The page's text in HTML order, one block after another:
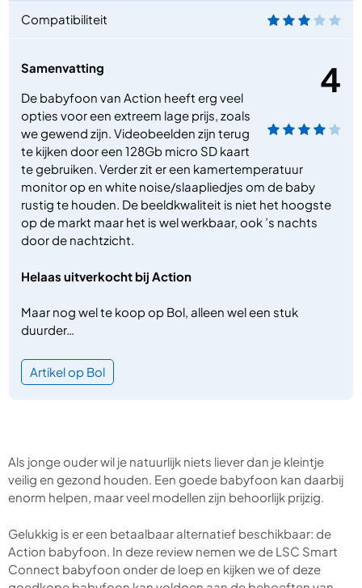
Compatibiliteit
4
Samenvatting
De babyfoon van Action heeft erg veel
opties voor een extreem lage prijs, zoals
we gewend zijn. Videobeelden zijn terug
te kijken door een 128Gb micro SD kaart
te gebruiken. Verder zit er een kamertemperatuur
monitor op en white noise/slaapliedjes om de baby
rustig te houden. De beeldkwaliteit is niet het hoogste
op de markt maar het is wel werkbaar, ook ’s nachts
door de nachtzicht.
Helaas uitverkocht bij Action
Maar nog wel te koop op Bol, alleen wel een stuk
duurder…
Artikel op Bol
Als jonge ouder wil je natuurlijk niets liever dan je kleintje
veilig en gezond houden. Een goede babyfoon kan daarbij
enorm helpen, maar veel modellen zijn behoorlijk prijzig.
Gelukkig is er een betaalbaar alternatief beschikbaar: de
Action babyfoon. In deze review nemen we de LSC Smart
Connect babyfoon onder de loep en kijken we of deze